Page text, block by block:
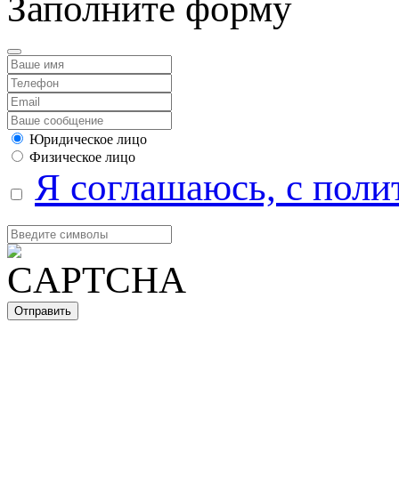
Юридическое лицо
Физическое лицо
Я соглашаюсь, с